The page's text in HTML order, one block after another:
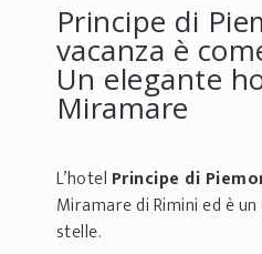
Principe di
vacanza è
Un elegante
Miramare
L’hotel Principe di
Miramare di Rimini ed è
stelle.